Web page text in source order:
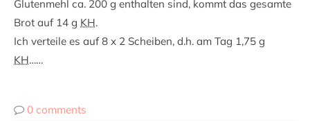
Glutenmehl ca. 200 g enthalten sind, kommt das gesamte
Brot auf 14 g KH.
Ich verteile es auf 8 x 2 Scheiben, d.h. am Tag 1,75 g
KH……
0 comments